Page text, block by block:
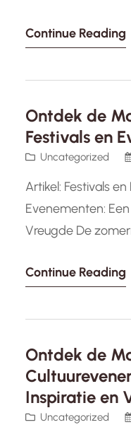
Vlaanderen
steden,
van de meest
Continue Reading
Ontdek de
Festivals en
Uncategorized
Artikel: Festivals
Evenementen:
Vreugde De
seizoen van
voor elk wat wils
Continue Reading
Ontdek de
Inspiratie en
Uncategorized